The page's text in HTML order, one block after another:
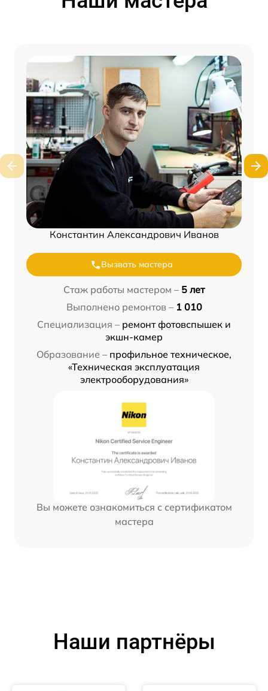
Константин Александрович Иванов
Вызвать мастера
Стаж работы мастером – 5 лет
Выполнено ремонтов – 1 010
Специализация – ремонт фотовспышек и
экшн-камер
Образование – профильное техническое,
«Техническая эксплуатация
электрооборудования»
Вы можете ознакомиться с сертификатом
мастера
Наши партнёры